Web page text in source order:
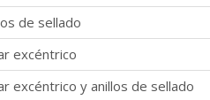
de sellado
excéntrico
excéntrico y anillos de sellado